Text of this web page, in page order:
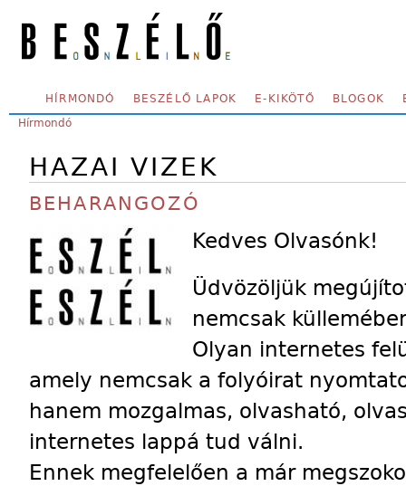
SECONDARY MENU
HÍRMONDÓ BESZÉLŐ LAPOK E-KIKÖTŐ BLOGOK
YOU ARE HERE:
Hírmondó
HAZAI VIZEK
BEHARANGOZÓ
Kedves Olvasónk!
Üdvözöljük
nemcsak
Olyan internetes
amely nemcsak a folyóirat
hanem mozgalmas, olvasható,
internetes lappá tud válni.
Ennek megfelelően a már